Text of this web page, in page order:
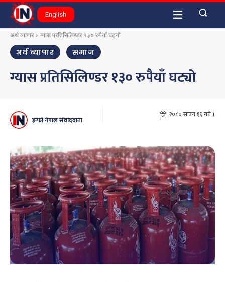
English
अर्थ व्यापार ग्यास प्रतिसिलिण्डर १३० रुपैयाँ घट्यो
अर्थ व्यापार समाज
ग्यास प्रतिसिलिण्डर १३० रुपैयाँ घट्यो
इन्फो नेपाल संवाददाता
२०८० साउन १६ गते ।